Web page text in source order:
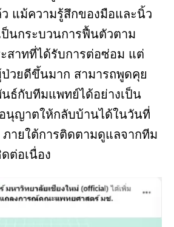
แม้ความรู้สึกของมือและนิ้ว
ป็นกระบวนการฟื้นตัวตาม
สาทที่ได้รับการต่อซ่อม แต่
วยดีขึ้นมาก สามารถพูดคุย
ธ์กับทีมแพทย์ได้อย่างเป็น
นุญาตให้กลับบ้านได้ในวันที่
ภายใต้การติดตามดูแลจากทีม
ต่อเนื่อง